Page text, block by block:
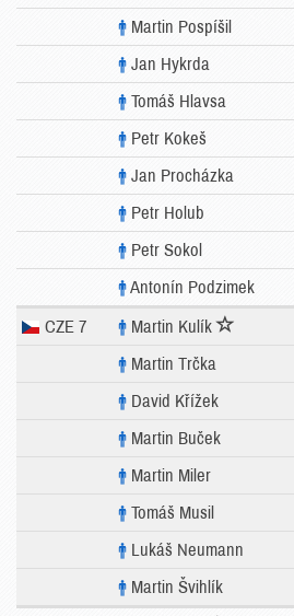
Martin Pospíšil
Jan Hykrda
Tomáš Hlavsa
Petr Kokeš
Jan Procházka
Petr Holub
Petr Sokol
Antonín Podzimek
CZE 7 Martin Kulík
Martin Trčka
David Křížek
Martin Buček
Martin Miler
Tomáš Musil
Lukáš Neumann
Martin Švihlík